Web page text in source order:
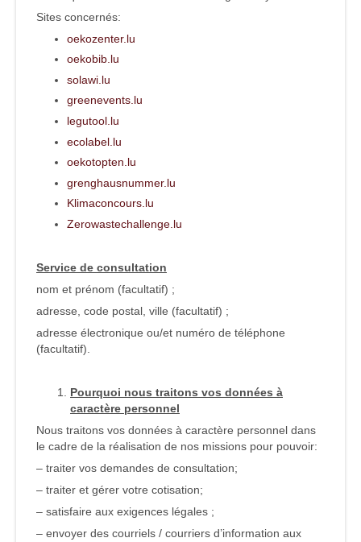
Sites concernés:
oekozenter.lu
oekobib.lu
solawi.lu
greenevents.lu
legutool.lu
ecolabel.lu
oekotopten.lu
grenghausnummer.lu
Klimaconcours.lu
Zerowastechallenge.lu
Service de consultation
nom et prénom (facultatif) ;
adresse, code postal, ville (facultatif) ;
adresse électronique ou/et numéro de téléphone
(facultatif).
Pourquoi nous traitons vos données à
caractère personnel
Nous traitons vos données à caractère personnel dans
le cadre de la réalisation de nos missions pour pouvoir:
– traiter vos demandes de consultation;
– traiter et gérer votre cotisation;
– satisfaire aux exigences légales ;
– envoyer des courriels / courriers d’information aux